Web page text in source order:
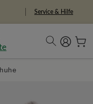
Service & Hilfe